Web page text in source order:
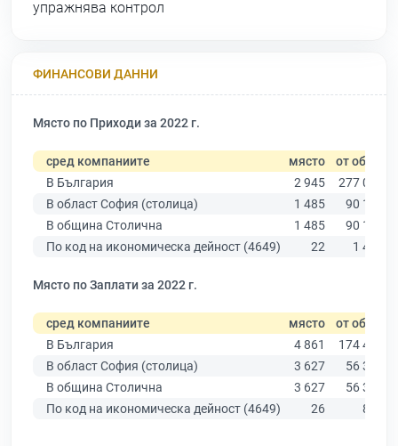
упражнява контрол
ФИНАНСОВИ ДАННИ
Място по Приходи за 2022 г.
сред компаниите място от общо
В България
2 945
277 019
В област София (столица)
1 485
90 178
В община Столична
1 485
90 178
По код на икономическа дейност (4649)
22 1 440
Място по Заплати за 2022 г.
сред компаниите място от общо
В България
4 861
174 403
В област София (столица)
3 627
56 378
В община Столична
3 627
56 378
По код на икономическа дейност (4649)
26 874